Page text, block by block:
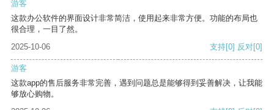
游客
这款办公软件的界面设计非常简洁，使用起来非常方便。功能的布局也
很合理，一目了然。
2025-10-06
支持[0] 反对[0]
游客
这款app的售后服务非常完善，遇到问题总是能够得到妥善解决，让我能
够放心购物。